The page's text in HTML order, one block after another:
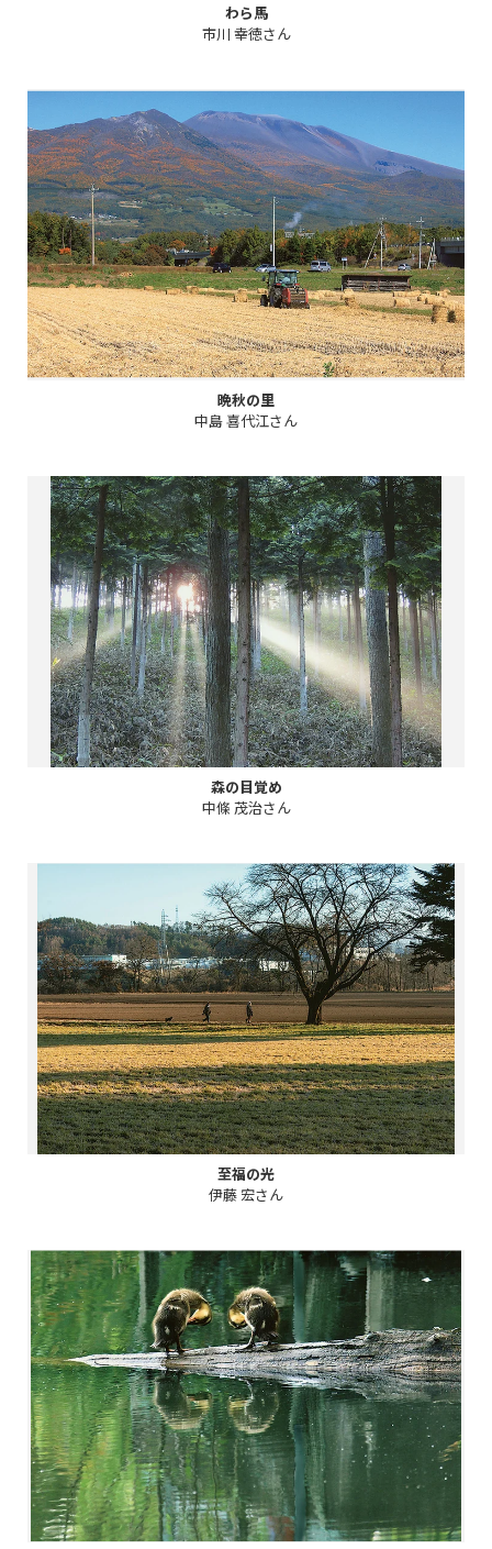
わら馬
市川 幸徳さん
晩秋の里
中島 喜代江さん
森の目覚め
中條 茂治さん
至福の光
伊藤 宏さん